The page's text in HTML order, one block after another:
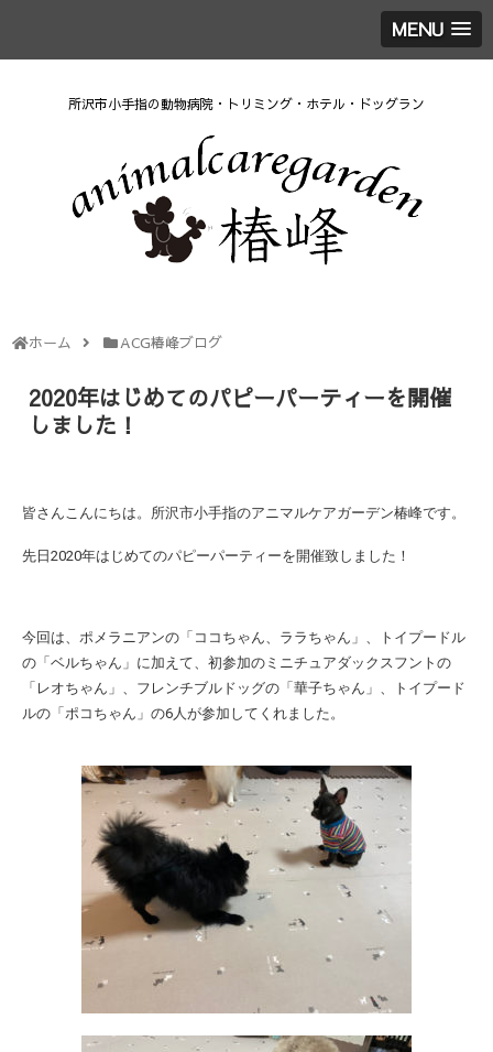
MENU
所沢市小手指の動物病院・トリミング・ホテル・ドッグラン
ホーム ACG椿峰ブログ
2020年はじめてのパピーパーティーを開催
しました！
皆さんこんにちは。所沢市小手指のアニマルケアガーデン椿峰です。
先日2020年はじめてのパピーパーティーを開催致しました！
今回は、ポメラニアンの「ココちゃん、ララちゃん」、トイプードル
の「ベルちゃん」に加えて、初参加のミニチュアダックスフントの
「レオちゃん」、フレンチブルドッグの「華子ちゃん」、トイプード
ルの「ポコちゃん」の6人が参加してくれました。